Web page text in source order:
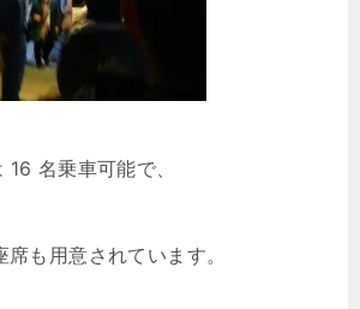
名乗車可能で、
も用意されています。